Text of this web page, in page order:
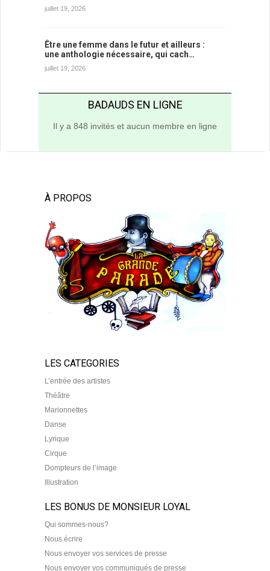
juillet 19, 2026
Être une femme dans le futur et ailleurs :
une anthologie nécessaire, qui cach…
juillet 19, 2026
BADAUDS EN LIGNE
Il y a 848 invités et aucun membre en ligne
À PROPOS
LES CATEGORIES
L’entrée des artistes
Théâtre
Marionnettes
Danse
Lyrique
Cirque
Dompteurs de l’image
Illustration
LES BONUS DE MONSIEUR LOYAL
Qui sommes-nous?
Nous écrire
Nous envoyer vos services de presse
Nous envoyer vos communiqués de presse